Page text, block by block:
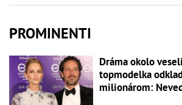
PROMINENTI
Dráma okolo
topmodelka
milionárom: